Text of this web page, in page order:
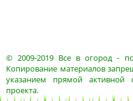
© 2009-2019 Все в огород-
Копирование материалов
указанием прямой
проекта.